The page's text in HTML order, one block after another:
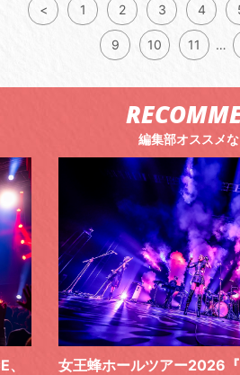
< 1 2 3 4
9 10 11 …
編集部オススメな
「SHISHAMOでした!!!」ロ